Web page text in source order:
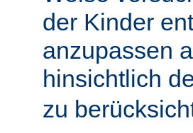
der Kinder
anzupassen
hinsichtlich
zu